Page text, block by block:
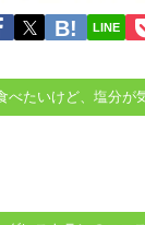
LINE
べたいけど、塩分が